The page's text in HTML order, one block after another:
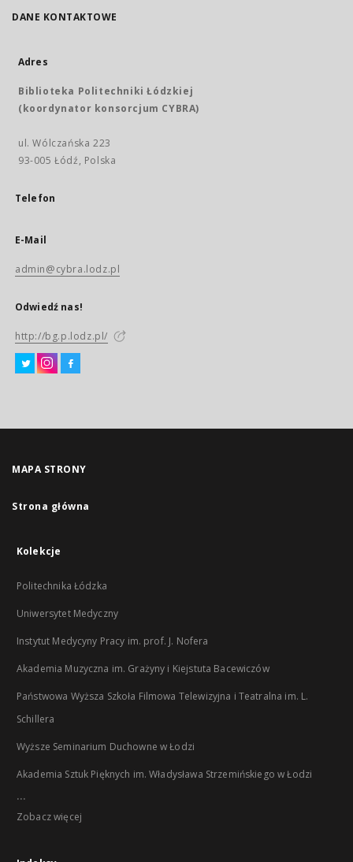
DANE KONTAKTOWE
Adres
Biblioteka Politechniki Łódzkiej
(koordynator konsorcjum CYBRA)
ul. Wólczańska 223
93-005 Łódź, Polska
Telefon
E-Mail
admin@cybra.lodz.pl
Odwiedź nas!
http://bg.p.lodz.pl/
MAPA STRONY
Strona główna
Kolekcje
Politechnika Łódzka
Uniwersytet Medyczny
Instytut Medycyny Pracy im. prof. J. Nofera
Akademia Muzyczna im. Grażyny i Kiejstuta Bacewiczów
Państwowa Wyższa Szkoła Filmowa Telewizyjna i Teatralna im. L.
Schillera
Wyższe Seminarium Duchowne w Łodzi
Akademia Sztuk Pięknych im. Władysława Strzemińskiego w Łodzi
...
Zobacz więcej